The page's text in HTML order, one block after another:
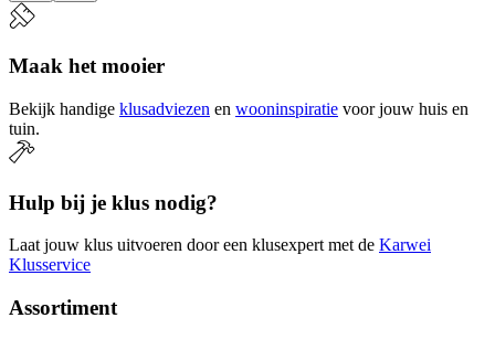
Maak het mooier
Bekijk handige klusadviezen en wooninspiratie voor jouw huis en
tuin.
Hulp bij je klus nodig?
Laat jouw klus uitvoeren door een klusexpert met de Karwei
Klusservice
Assortiment